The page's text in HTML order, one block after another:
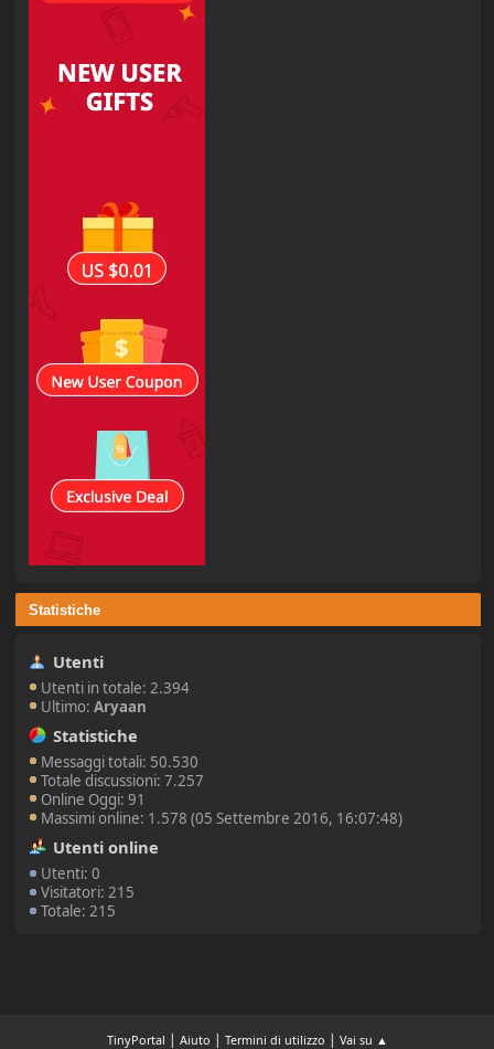
Statistiche
Utenti
Utenti in totale: 2.394
Ultimo:Aryaan
Statistiche
Messaggi totali: 50.530
Totale discussioni: 7.257
Online Oggi: 91
Massimi online: 1.578 (05 Settembre 2016, 16:07:48)
Utenti online
Utenti: 0
Visitatori: 215
Totale: 215
TinyPortal Aiuto Termini di utilizzo Vai su ▲